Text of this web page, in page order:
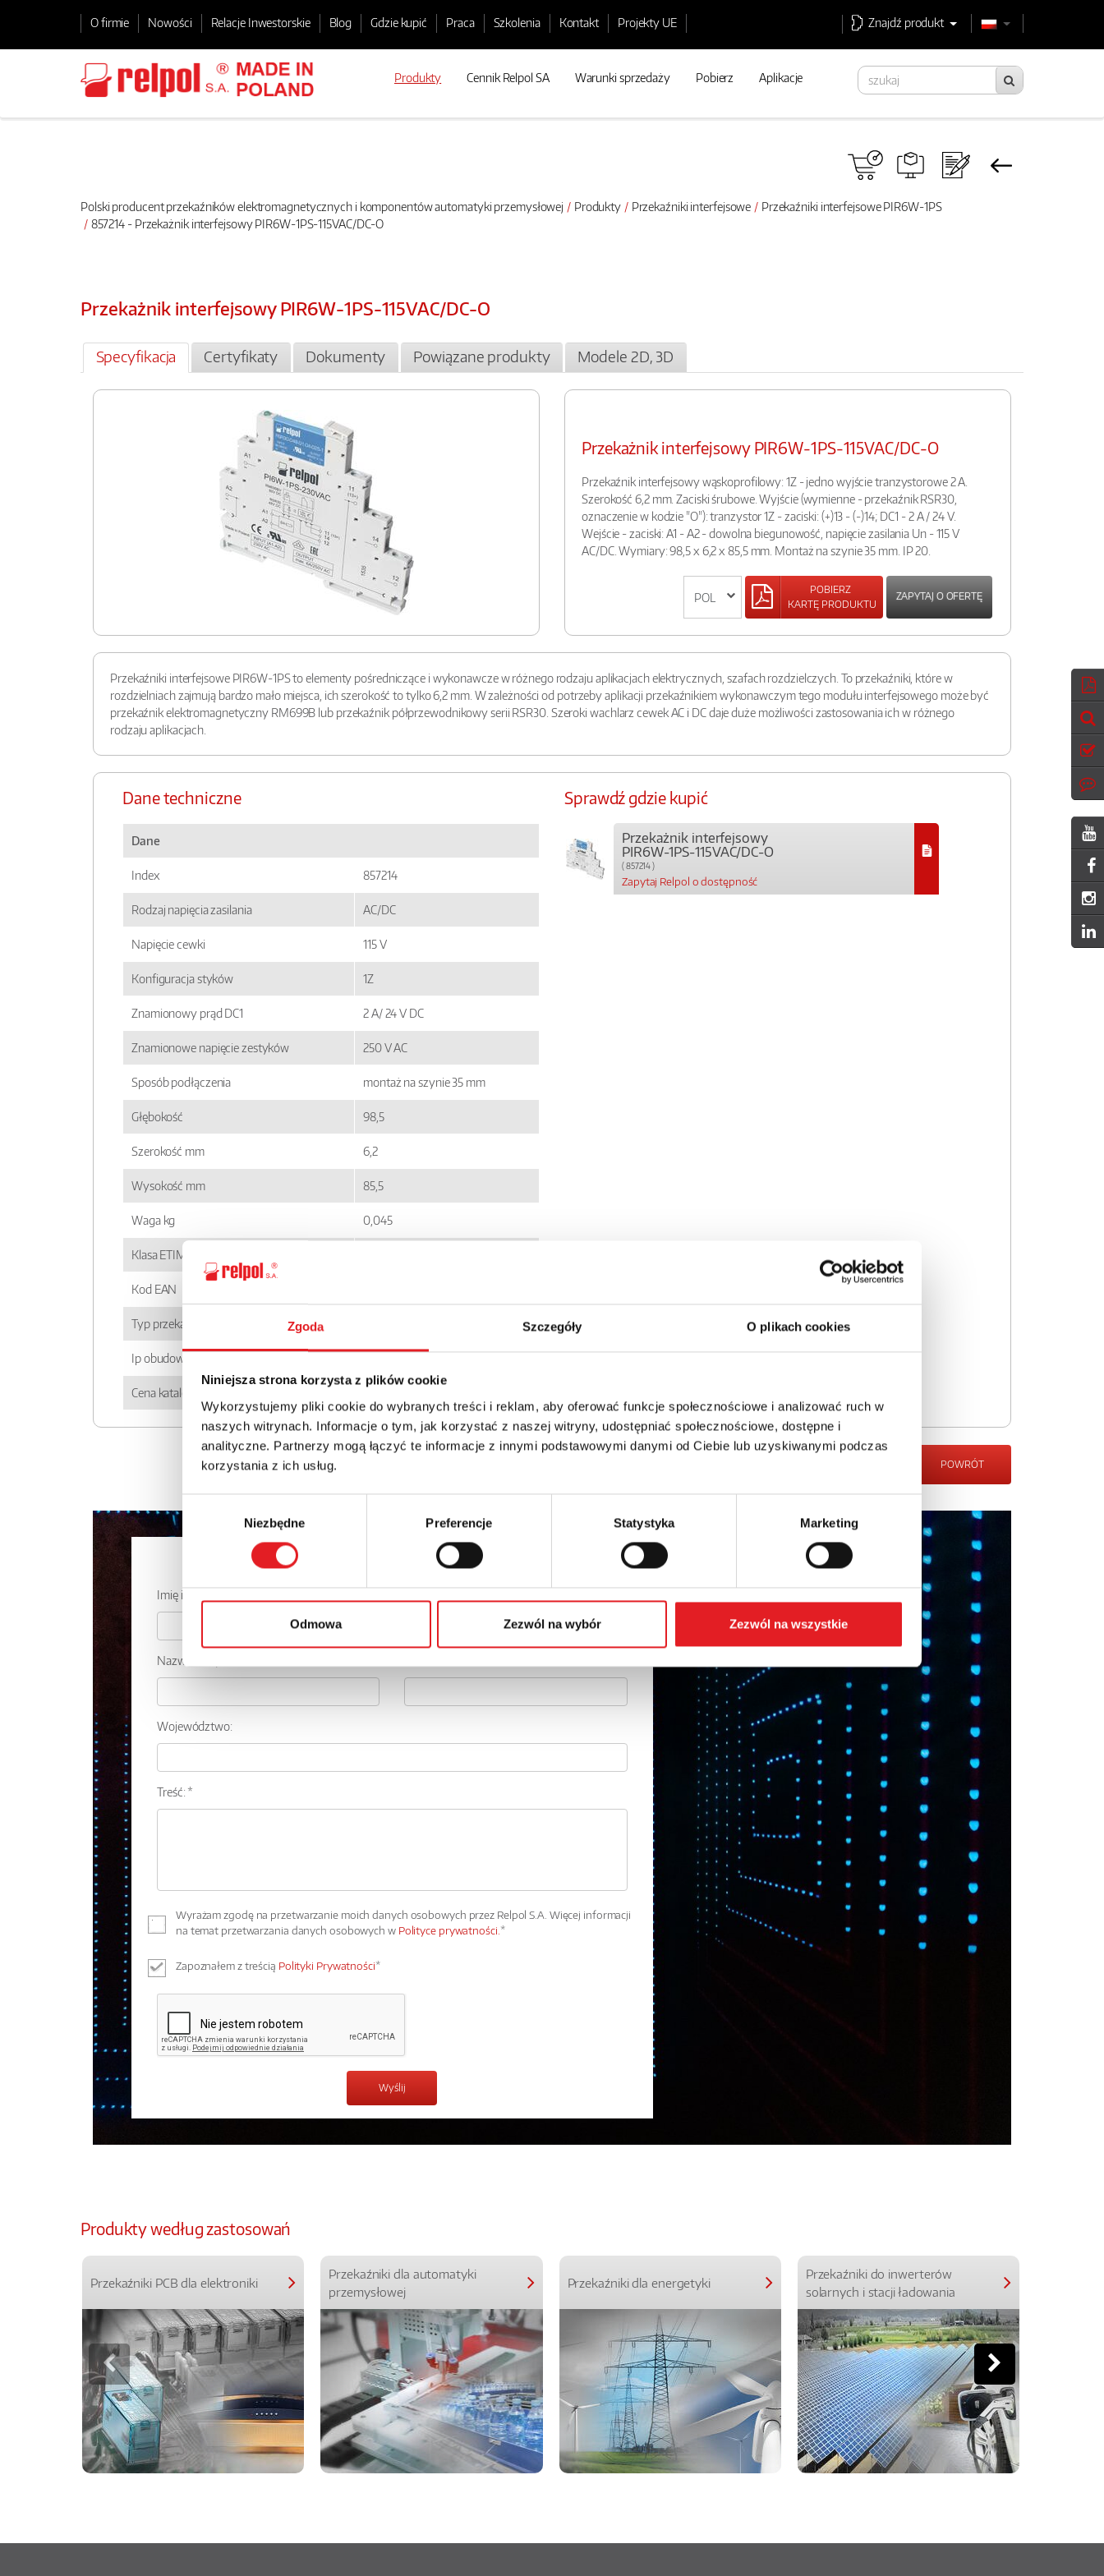
Zgoda Szczegóły O plikach cookies
Niniejsza strona korzysta z plików cookie
Wykorzystujemy pliki cookie do wybranych treści i reklam, aby oferować funkcje społecznościowe i analizować ruch w
naszych witrynach. Informacje o tym, jak korzystać z naszej witryny, udostępniać społecznościowe, dostępne i
analityczne. Partnerzy mogą łączyć te informacje z innymi podstawowymi danymi od Ciebie lub uzyskiwanymi podczas
korzystania z ich usług.
Niezbędne Preferencje Statystyka Marketing
Odmowa Zezwól na wybór Zezwól na wszystkie
O firmie Nowości Relacje Inwestorskie Blog Gdzie kupić Praca Szkolenia Kontakt Projekty UE Znajdź produkt
Produkty Cennik Relpol SA Warunki sprzedaży Pobierz Aplikacje
Polski producent przekaźników elektromagnetycznych i komponentów automatyki przemysłowej Produkty Przekaźniki interfejsowe
Przekaźniki interfejsowe PIR6W-1PS
857214 - Przekażnik interfejsowy PIR6W-1PS-115VAC/DC-O
Przekażnik interfejsowy PIR6W-1PS-115VAC/DC-O
Specyfikacja Certyfikaty Dokumenty Powiązane produkty Modele 2D, 3D
Przekażnik interfejsowy PIR6W-1PS-115VAC/DC-O
Przekaźnik interfejsowy wąskoprofilowy: 1Z - jedno wyjście tranzystorowe 2 A.
Szerokość 6,2 mm. Zaciski śrubowe. Wyjście (wymienne - przekaźnik RSR30,
oznaczenie w kodzie "O"): tranzystor 1Z - zaciski: (+)13 - (-)14; DC1 - 2 A / 24 V.
Wejście - zaciski: A1 - A2 - dowolna biegunowość, napięcie zasilania Un - 115 V
AC/DC. Wymiary: 98,5 x 6,2 x 85,5 mm. Montaż na szynie 35 mm. IP 20.
POBIERZ
KARTĘ PRODUKTU
ZAPYTAJ O OFERTĘ
Przekaźniki interfejsowe PIR6W-1PS to elementy pośredniczące i wykonawcze w różnego rodzaju aplikacjach elektrycznych, szafach rozdzielczych. To przekaźniki, które w
rozdzielniach zajmują bardzo mało miejsca, ich szerokość to tylko 6,2 mm. W zależności od potrzeby aplikacji przekaźnikiem wykonawczym tego modułu interfejsowego może być
przekaźnik elektromagnetyczny RM699B lub przekaźnik półprzewodnikowy serii RSR30. Szeroki wachlarz cewek AC i DC daje duże możliwości zastosowania ich w różnego
rodzaju aplikacjach.
Dane techniczne
Dane
Index 857214
Rodzaj napięcia zasilania AC/DC
Napięcie cewki 115 V
Konfiguracja styków 1Z
Znamionowy prąd DC1 2 A/ 24 V DC
Znamionowe napięcie zestyków 250 V AC
Sposób podłączenia montaż na szynie 35 mm
Głębokość 98,5
Szerokość mm 6,2
Wysokość mm 85,5
Waga kg 0,045
Klasa ETIM
Kod EAN
Typ przekaźnika
Ip obudowy
Cena katalogowa
Sprawdź gdzie kupić
Przekażnik interfejsowy
PIR6W-1PS-115VAC/DC-O
( 857214 )
Zapytaj Relpol o dostępność
POWRÓT
Zapytaj o szczegóły oferty
Imię i nazwisko: *
Nazwa firmy:
Województwo:
Treść: *
Wyrażam zgodę na przetwarzanie moich danych osobowych przez Relpol S.A. Więcej informacji
na temat przetwarzania danych osobowych w Polityce prywatności.*
Zapoznałem z treścią Polityki Prywatności*
Produkty według zastosowań
Przekaźniki PCB dla elektroniki
Przekaźniki dla automatyki
przemysłowej
Przekaźniki dla energetyki
Przekaźniki do inwerterów
solarnych i stacji ładowania